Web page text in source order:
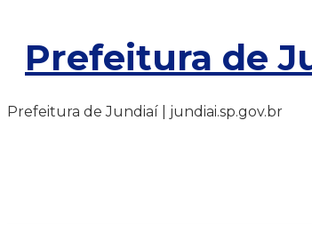
Prefeitura de
Prefeitura de Jundiaí | jundiai.sp.gov.br